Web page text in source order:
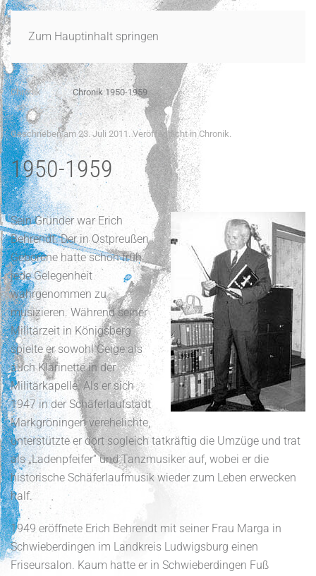
Zum Hauptinhalt springen
Chronik Chronik 1950-1959
Geschrieben am23. Juli 2011 . Veröffentlicht inChronik.
1950-1959
Sein Gründer war Erich
Behrendt. Der in Ostpreußen
Geborene hatte schon früh
jede Gelegenheit
wahrgenommen zu
musizieren. Während seiner
Militärzeit in Königsberg
spielte er sowohl Geige als
auch Klarinette in der
Militärkapelle. Als er sich
1947 in der Schäferlaufstadt
Markgröningen verehelichte,
unterstützte er dort sogleich tatkräftig die Umzüge und trat
als „Ladenpfeifer“ und Tanzmusiker auf, wobei er die
historische Schäferlaufmusik wieder zum Leben erwecken
half.
1949 eröffnete Erich Behrendt mit seiner Frau Marga in
Schwieberdingen im Landkreis Ludwigsburg einen
Friseursalon. Kaum hatte er in Schwieberdingen Fuß